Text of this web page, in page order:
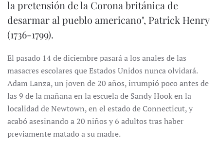
la pretensión de la Corona británica de
desarmar al pueblo americano", Patrick Henry
(1736-1799).
El pasado 14 de diciembre pasará a los anales de las
masacres escolares que Estados Unidos nunca olvidará.
Adam Lanza, un joven de 20 años, irrumpió poco antes de
las 9 de la mañana en la escuela de Sandy Hook en la
localidad de Newtown, en el estado de Connecticut, y
acabó asesinando a 20 niños y 6 adultos tras haber
previamente matado a su madre.